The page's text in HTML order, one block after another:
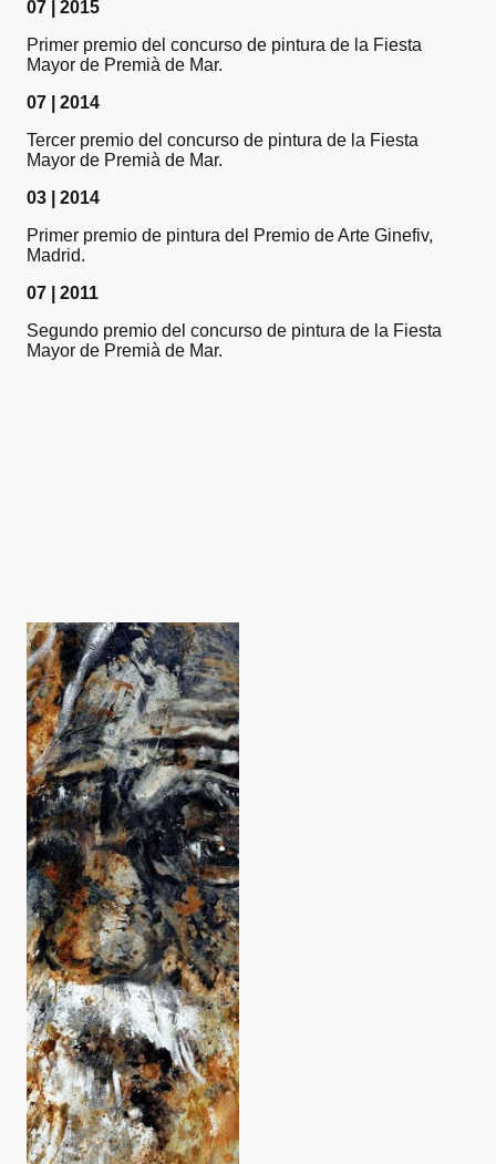
07 | 2015
Primer premio del concurso de pintura de la Fiesta
Mayor de Premià de Mar.
07 | 2014
Tercer premio del concurso de pintura de la Fiesta
Mayor de Premià de Mar.
03 | 2014
Primer premio de pintura del Premio de Arte Ginefiv,
Madrid.
07 | 2011
Segundo premio del concurso de pintura de la Fiesta
Mayor de Premià de Mar.